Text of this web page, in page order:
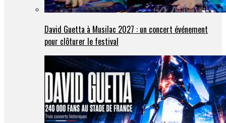
David Guetta à Musilac 2027 : un concert événement
pour clôturer le festival